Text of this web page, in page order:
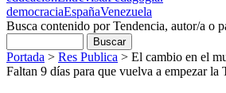
democraciaEspañaVenezuela
Busca contenido por Tendencia, autor/a o
Portada > Res Publica > El cambio en el
Faltan 9 días para que vuelva a empezar la